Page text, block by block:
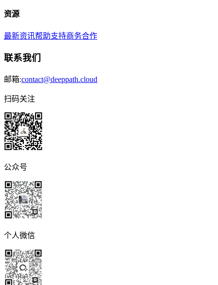
资源
最新资讯帮助支持商务合作
联系我们
邮箱:contact@deeppath.cloud
扫码关注
公众号
个人微信